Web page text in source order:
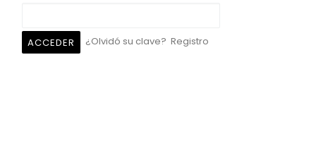
¿Olvidó su clave? Registro